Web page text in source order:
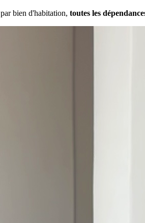
par bien d'habitation, toutes les